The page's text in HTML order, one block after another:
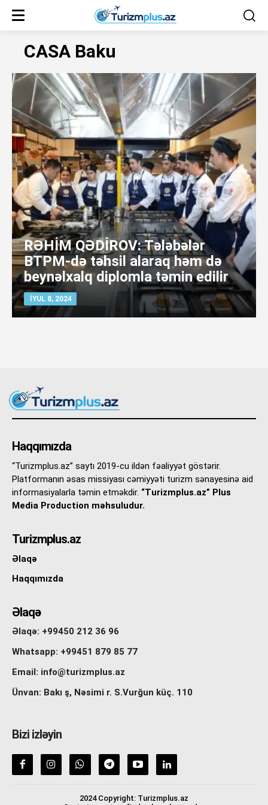
CASA Baku
RƏHİM QƏDİROV: Tələbələr
BTPM-də təhsil alaraq həm də
beynəlxalq diplomla təmin edilir
İYUL 8, 2024
Haqqımızda
“Turizmplus.az” saytı 2019-cu ildən fəaliyyət göstərir.
Platformanın əsas missiyası cəmiyyəti turizm sənayesinə aid
informasiyalarla təmin etməkdir. “Turizmplus.az” Plus
Media Production məhsuludur.
Turizmplus.az
Əlaqə
Haqqımızda
Əlaqə
Əlaqə: +99450 212 36 96
Whatsapp: +99451 879 85 77
Email: info@turizmplus.az
Ünvan: Bakı ş, Nəsimi r. S.Vurğun küç. 110
Bizi izləyin
2024 Copyright: Turizmplus.az